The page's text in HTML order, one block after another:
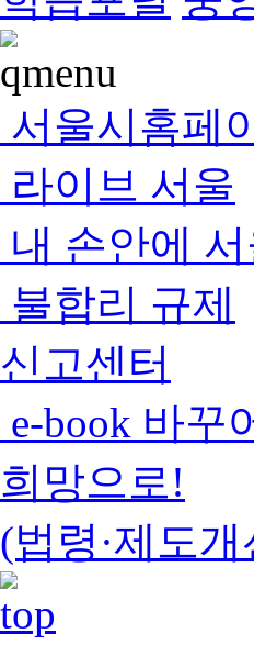
서울시홈페
라이브 서울
내 손안에 서
불합리 규제
신고센터
e-book 바꾸
희망으로!
(법령·제도개